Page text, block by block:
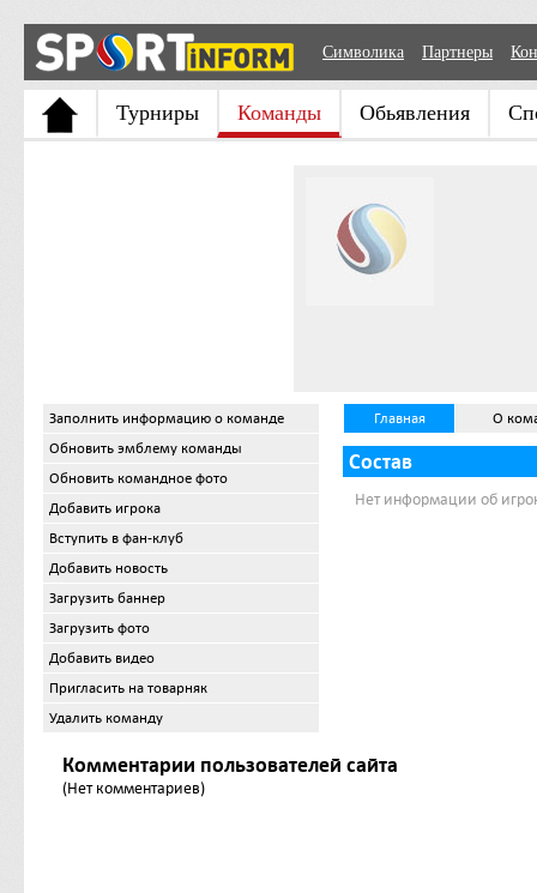
Символика Партнеры
Турниры Команды Обьявления
Заполнить информацию о команде
Обновить эмблему команды
Обновить командное фото
Добавить игрока
Вступить в фан-клуб
Добавить новость
Загрузить баннер
Загрузить фото
Добавить видео
Пригласить на товарняк
Удалить команду
Главная О
Состав
Нет информации об
Комментарии пользователей сайта
(Нет комментариев)